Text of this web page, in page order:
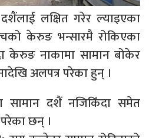
दशैंलाई लक्षित गरेर ल्याइएका
केरुङ भन्सारमै रोकिएका
केरुङ नाकामा सामान बोकेर
अलपत्र परेका हुन् ।
सामान दशैं नजिकिँदा समेत
छन् ।